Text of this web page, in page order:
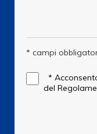
* campi
*
del